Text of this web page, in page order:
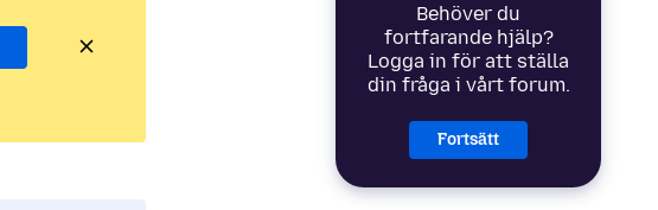
Behöver du
fortfarande hjälp?
Logga in för att ställa
din fråga i vårt forum.
Fortsätt